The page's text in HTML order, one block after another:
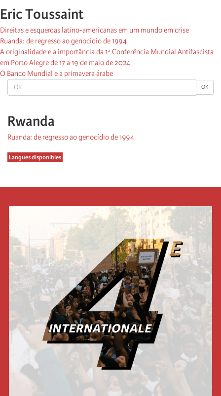
OK OK
Rwanda
Ruanda: de regresso ao genocídio de 1994
Langues disponibles
Eric Toussaint
Direitas e esquerdas latino-americanas em um mundo em crise
Ruanda: de regresso ao genocídio de 1994
A originalidade e a importância da 1ª Conferência Mundial Antifascista
em Porto Alegre de 17 a 19 de maio de 2024
O Banco Mundial e a primavera árabe